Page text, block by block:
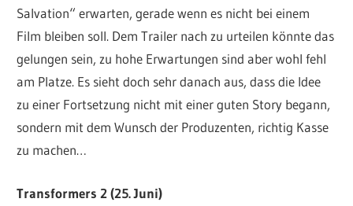
Salvation“ erwarten, gerade wenn es nicht bei einem
Film bleiben soll. Dem Trailer nach zu urteilen könnte das
gelungen sein, zu hohe Erwartungen sind aber wohl fehl
am Platze. Es sieht doch sehr danach aus, dass die Idee
zu einer Fortsetzung nicht mit einer guten Story begann,
sondern mit dem Wunsch der Produzenten, richtig Kasse
zu machen…
Transformers 2 (25. Juni)